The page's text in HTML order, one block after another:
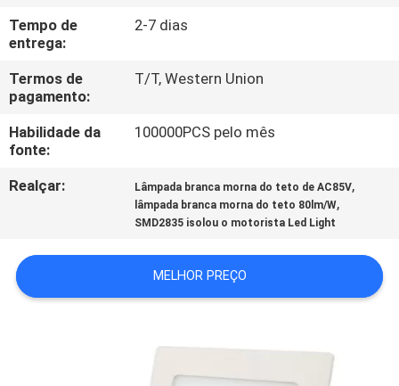
CONTACTE-
NOS
NOTÍCIA
ON-
LINE
Tempo de
entrega:
2-7 dias
Termos de
pagamento:
T/T, Western Union
Habilidade da
fonte:
100000PCS pelo mês
Realçar: Lâmpada branca morna do teto de AC85V,
lâmpada branca morna do teto 80lm/W,
SMD2835 isolou o motorista Led Light
MELHOR PREÇO